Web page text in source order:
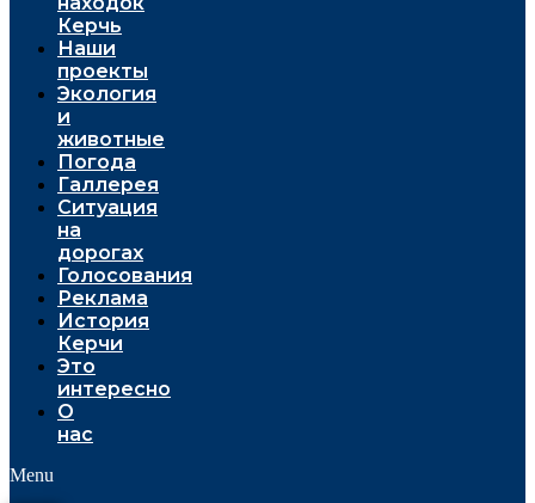
Керчь
Наши
проекты
Экология
и
животные
Погода
Галлерея
Ситуация
на
дорогах
Голосования
Реклама
История
Керчи
Это
интересно
О
нас
Menu